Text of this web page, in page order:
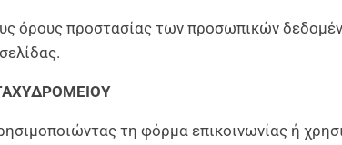
όρους προστασίας των προσωπικών
τη φόρμα επικοινωνίας ή